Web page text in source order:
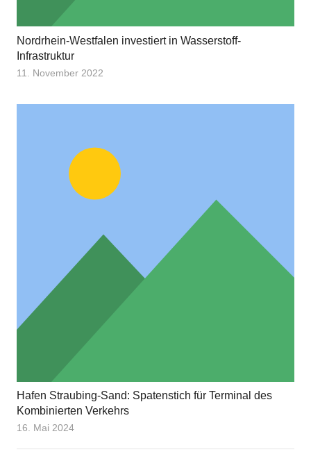
Nordrhein-Westfalen investiert in Wasserstoff-
Infrastruktur
11. November 2022
Hafen Straubing-Sand: Spatenstich für Terminal des
Kombinierten Verkehrs
16. Mai 2024